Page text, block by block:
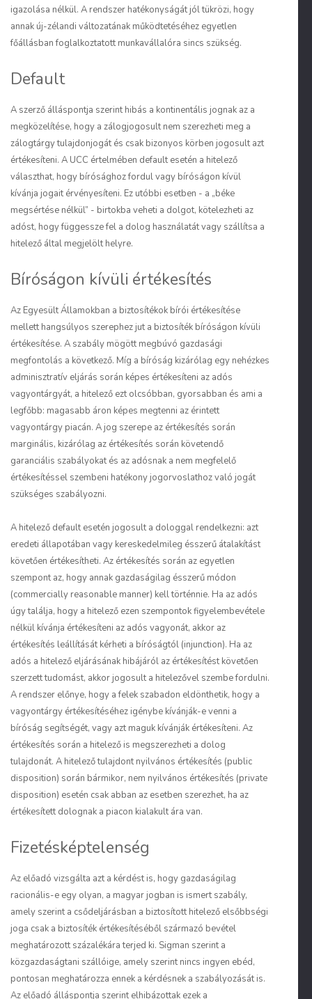
igazolása nélkül. A rendszer hatékonyságát jól tükrözi, hogy
annak új-zélandi változatának működtetéséhez egyetlen
főállásban foglalkoztatott munkavállalóra sincs szükség.
Default
A szerző álláspontja szerint hibás a kontinentális jognak az a
megközelítése, hogy a zálogjogosult nem szerezheti meg a
zálogtárgy tulajdonjogát és csak bizonyos körben jogosult azt
értékesíteni. A UCC értelmében default esetén a hitelező
választhat, hogy bírósághoz fordul vagy bíróságon kívül
kívánja jogait érvényesíteni. Ez utóbbi esetben - a „béke
megsértése nélkül” - birtokba veheti a dolgot, kötelezheti az
adóst, hogy függessze fel a dolog használatát vagy szállítsa a
hitelező által megjelölt helyre.
Bíróságon kívüli értékesítés
Az Egyesült Államokban a biztosítékok bírói értékesítése
mellett hangsúlyos szerephez jut a biztosíték bíróságon kívüli
értékesítése. A szabály mögött megbúvó gazdasági
megfontolás a következő. Míg a bíróság kizárólag egy nehézkes
adminisztratív eljárás során képes értékesíteni az adós
vagyontárgyát, a hitelező ezt olcsóbban, gyorsabban és ami a
legfőbb: magasabb áron képes megtenni az érintett
vagyontárgy piacán. A jog szerepe az értékesítés során
marginális, kizárólag az értékesítés során követendő
garanciális szabályokat és az adósnak a nem megfelelő
értékesítéssel szembeni hatékony jogorvoslathoz való jogát
szükséges szabályozni.
A hitelező default esetén jogosult a dologgal rendelkezni: azt
eredeti állapotában vagy kereskedelmileg ésszerű átalakítást
követően értékesítheti. Az értékesítés során az egyetlen
szempont az, hogy annak gazdaságilag ésszerű módon
(commercially reasonable manner) kell történnie. Ha az adós
úgy találja, hogy a hitelező ezen szempontok figyelembevétele
nélkül kívánja értékesíteni az adós vagyonát, akkor az
értékesítés leállítását kérheti a bíróságtól (injunction). Ha az
adós a hitelező eljárásának hibájáról az értékesítést követően
szerzett tudomást, akkor jogosult a hitelezővel szembe fordulni.
A rendszer előnye, hogy a felek szabadon eldönthetik, hogy a
vagyontárgy értékesítéséhez igénybe kívánják-e venni a
bíróság segítségét, vagy azt maguk kívánják értékesíteni. Az
értékesítés során a hitelező is megszerezheti a dolog
tulajdonát. A hitelező tulajdont nyilvános értékesítés (public
disposition) során bármikor, nem nyilvános értékesítés (private
disposition) esetén csak abban az esetben szerezhet, ha az
értékesített dolognak a piacon kialakult ára van.
Fizetésképtelenség
Az előadó vizsgálta azt a kérdést is, hogy gazdaságilag
racionális-e egy olyan, a magyar jogban is ismert szabály,
amely szerint a csődeljárásban a biztosított hitelező elsőbbségi
joga csak a biztosíték értékesítéséből származó bevétel
meghatározott százalékára terjed ki. Sigman szerint a
közgazdaságtani szállóige, amely szerint nincs ingyen ebéd,
pontosan meghatározza ennek a kérdésnek a szabályozását is.
Az előadó álláspontja szerint elhibázottak ezek a